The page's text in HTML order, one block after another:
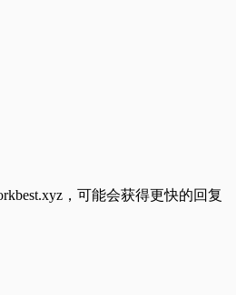
，可能会获得更快的回复